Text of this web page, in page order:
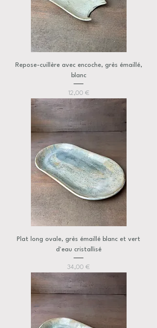
Repose-cuillère avec encoche, grès émaillé,
blanc
Prix
12,00 €
Plat long ovale, grès émaillé blanc et vert
d'eau cristallisé
Prix
34,00 €